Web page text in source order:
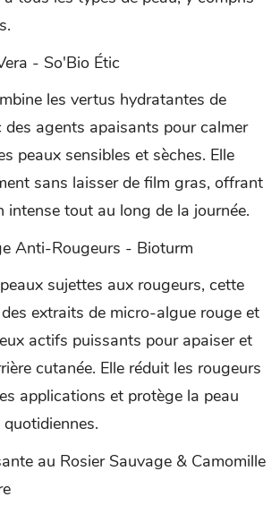
- So'Bio Étic
les vertus hydratantes de
des agents apaisants pour calmer
peaux sensibles et sèches. Elle
sans laisser de film gras, offrant
intense tout au long de la journée.
Anti-Rougeurs - Bioturm
sujettes aux rougeurs, cette
extraits de micro-algue rouge et
actifs puissants pour apaiser et
cutanée. Elle réduit les rougeurs
applications et protège la peau
au Rosier Sauvage & Camomille